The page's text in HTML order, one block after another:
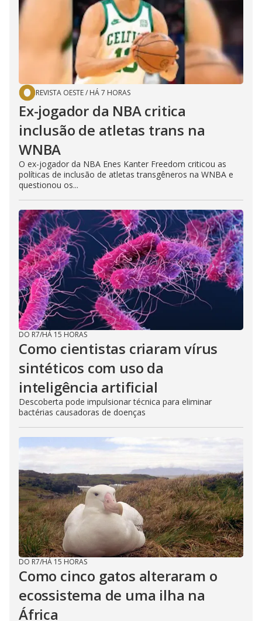
REVISTA OESTE/ HÁ 7 HORAS
Ex-jogador da NBA critica
inclusão de atletas trans na
WNBA
O ex-jogador da NBA Enes Kanter Freedom criticou as
políticas de inclusão de atletas transgêneros na WNBA e
questionou os...
DO R7/HÁ 15 HORAS
Como cientistas criaram vírus
sintéticos com uso da
inteligência artificial
Descoberta pode impulsionar técnica para eliminar
bactérias causadoras de doenças
DO R7/HÁ 15 HORAS
Como cinco gatos alteraram o
ecossistema de uma ilha na
África